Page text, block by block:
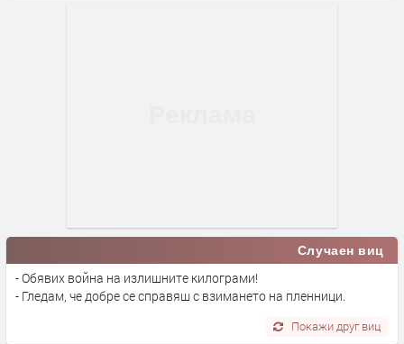
Случаен виц
- Обявих война на излишните килограми!
- Гледам, че добре се справяш с взимането на пленници.
Покажи друг виц